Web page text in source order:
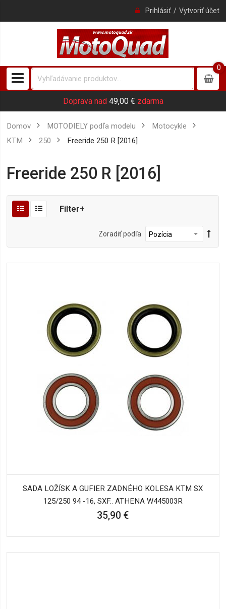
Prihlásiť Vytvoriť účet
0
0item
Doprava nad 49,00 € zdarma
Domov MOTODIELY podľa modelu
Motocykle
KTM
250 Freeride 250 R [2016]
Freeride 250 R [2016]
Filter+
Zoradiť podľa
SADA LOŽÍSK A GUFIER ZADNÉHO KOLESA KTM SX
125/250 94 -16, SXF.. ATHENA W445003R
35,90 €